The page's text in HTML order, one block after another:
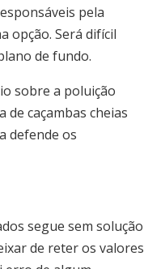
pela
opção. Será difícil
de fundo.
sobre a poluição
caçambas cheias
defende os
segue sem solução
de reter os valores